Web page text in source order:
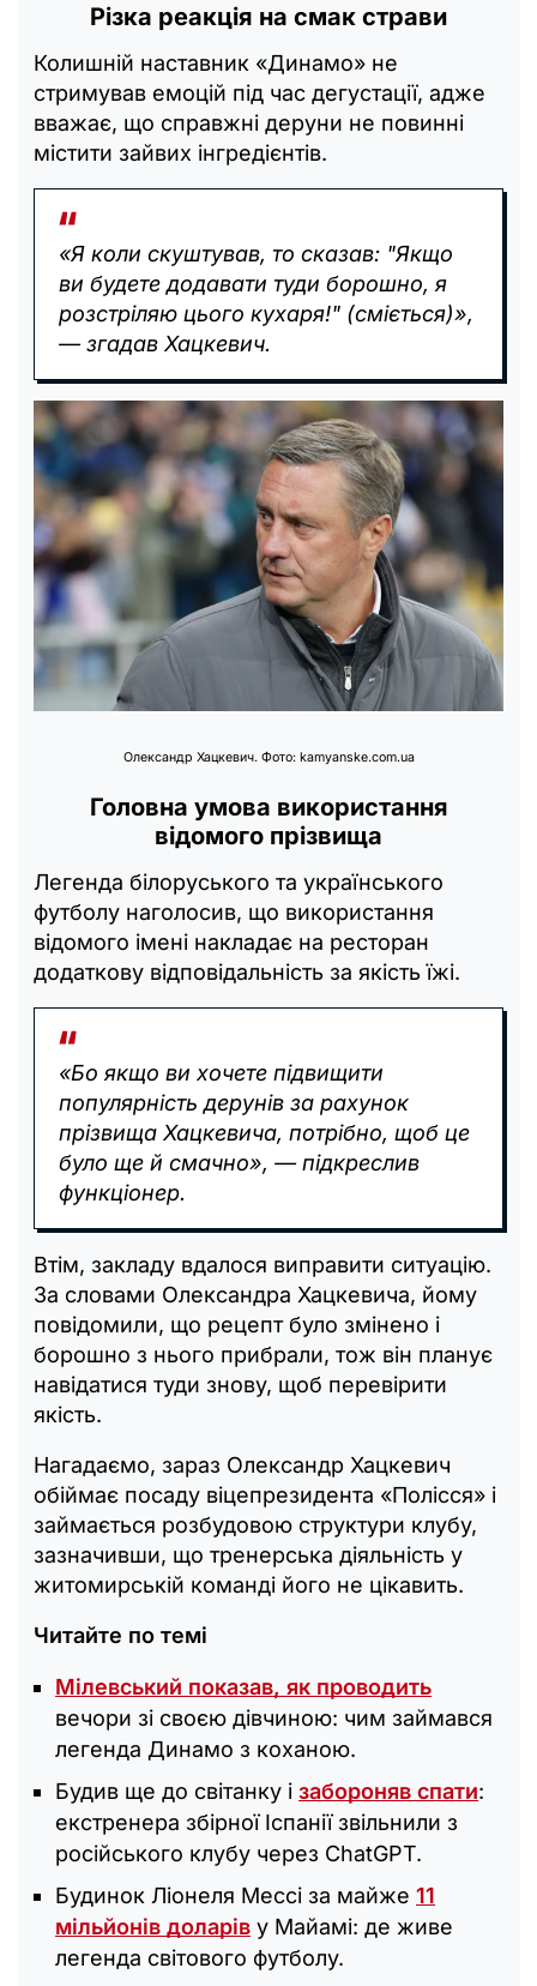
Різка реакція на смак страви
Колишній наставник «Динамо» не
стримував емоцій під час дегустації, адже
вважає, що справжні деруни не повинні
містити зайвих інгредієнтів.
«Я коли скуштував, то сказав: "Якщо
ви будете додавати туди борошно, я
розстріляю цього кухаря!" (сміється)»,
— згадав Хацкевич.
Олександр Хацкевич. Фото: kamyanske.com.ua
Головна умова використання
відомого прізвища
Легенда білоруського та українського
футболу наголосив, що використання
відомого імені накладає на ресторан
додаткову відповідальність за якість їжі.
«Бо якщо ви хочете підвищити
популярність дерунів за рахунок
прізвища Хацкевича, потрібно, щоб це
було ще й смачно», — підкреслив
функціонер.
Втім, закладу вдалося виправити ситуацію.
За словами Олександра Хацкевича, йому
повідомили, що рецепт було змінено і
борошно з нього прибрали, тож він планує
навідатися туди знову, щоб перевірити
якість.
Нагадаємо, зараз Олександр Хацкевич
обіймає посаду віцепрезидента «Полісся» і
займається розбудовою структури клубу,
зазначивши, що тренерська діяльність у
житомирській команді його не цікавить.
Читайте по темі
Мілевський показав, як проводить
вечори зі своєю дівчиною: чим займався
легенда Динамо з коханою.
Будив ще до світанку і забороняв спати:
екстренера збірної Іспанії звільнили з
російського клубу через ChatGPT.
Будинок Ліонеля Мессі за майже 11
мільйонів доларів у Майамі: де живе
легенда світового футболу.